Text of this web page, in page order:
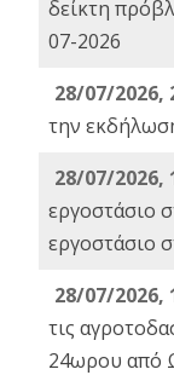
δείκτη
07-2026
28/07/2026,
την
28/07/2026,
εργοστάσιο
εργοστάσιο
28/07/2026,
τις
24ωρου από